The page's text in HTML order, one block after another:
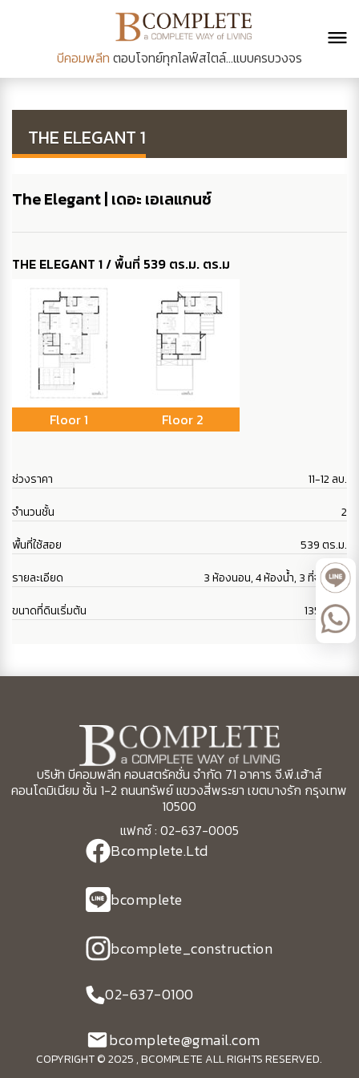
บีคอมพลีท ตอบโจทย์ทุกไลฟ์สไตล์...แบบครบวงจร
THE ELEGANT 1
The Elegant | เดอะ เอเลแกนซ์
THE ELEGANT 1 / พื้นที่ 539 ตร.ม. ตร.ม
Floor 1 Floor 2
ช่วงราคา
11-12 ลบ.
จำนวนชั้น
2
พื้นที่ใช้สอย
539 ตร.ม.
รายละเอียด
3 ห้องนอน, 4 ห้องน้ำ, 3 ที่จอดรถ
ขนาดที่ดินเริ่มต้น
135 ตร.ว.
บริษัท บีคอมพลีท คอนสตรัคชั่น จำกัด 71 อาคาร จี.พี.เฮ้าส์
คอนโดมิเนียม ชั้น 1-2 ถนนทรัพย์ แขวงสี่พระยา เขตบางรัก กรุงเทพ
10500
แฟกซ์ : 02-637-0005
Bcomplete.Ltd
bcomplete
bcomplete_construction
02-637-0100
bcomplete@gmail.com
COPYRIGHT © 2025 , BCOMPLETE ALL RIGHTS RESERVED.